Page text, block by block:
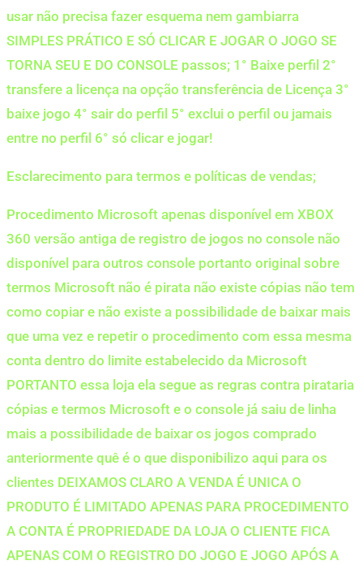
usar não precisa fazer esquema nem gambiarra
SIMPLES PRÁTICO E SÓ CLICAR E JOGAR O JOGO SE
TORNA SEU E DO CONSOLE passos; 1° Baixe perfil 2°
transfere a licença na opção transferência de Licença 3°
baixe jogo 4° sair do perfil 5° exclui o perfil ou jamais
entre no perfil 6° só clicar e jogar!
Esclarecimento para termos e políticas de vendas;
Procedimento Microsoft apenas disponível em XBOX
360 versão antiga de registro de jogos no console não
disponível para outros console portanto original sobre
termos Microsoft não é pirata não existe cópias não tem
como copiar e não existe a possibilidade de baixar mais
que uma vez e repetir o procedimento com essa mesma
conta dentro do limite estabelecido da Microsoft
PORTANTO essa loja ela segue as regras contra pirataria
cópias e termos Microsoft e o console já saiu de linha
mais a possibilidade de baixar os jogos comprado
anteriormente quê é o que disponibilizo aqui para os
clientes DEIXAMOS CLARO A VENDA É UNICA O
PRODUTO É LIMITADO APENAS PARA PROCEDIMENTO
A CONTA É PROPRIEDADE DA LOJA O CLIENTE FICA
APENAS COM O REGISTRO DO JOGO E JOGO APÓS A